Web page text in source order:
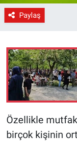
Paylaş
Özellikle
birçok kişinin
Yerel